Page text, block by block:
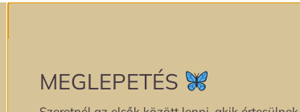
MEGLEPETÉS